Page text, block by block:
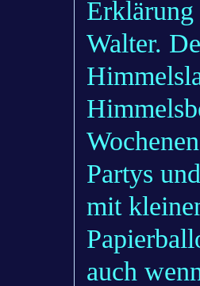
Erklärung
Walter.
Partys
mit
auch